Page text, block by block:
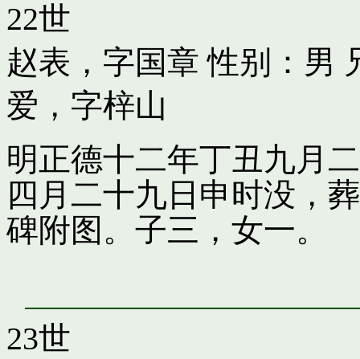
22世
赵表，字国章 性别：男
爱，字梓山
明正德十二年丁丑九月
四月二十九日申时没，
碑附图。子三，女一。
23世